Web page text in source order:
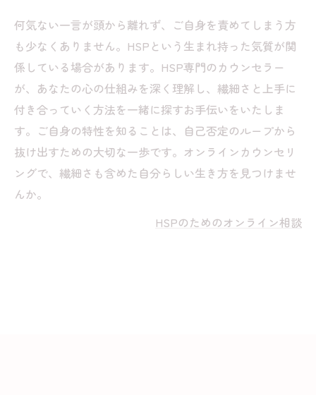
何気ない一言が頭から離れず、ご自身を責めてしまう方
も少なくありません。HSPという生まれ持った気質が関
係している場合があります。HSP専門のカウンセラー
が、あなたの心の仕組みを深く理解し、繊細さと上手に
付き合っていく方法を一緒に探すお手伝いをいたしま
す。ご自身の特性を知ることは、自己否定のループから
抜け出すための大切な一歩です。オンラインカウンセリ
ングで、繊細さも含めた自分らしい生き方を見つけませ
んか。
HSPのためのオンライン相談